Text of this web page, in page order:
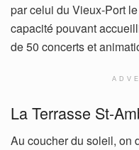
par celui du Vieux-Port
capacité pouvant
de 50 concerts et
La Terrasse St-
Au coucher du soleil, on